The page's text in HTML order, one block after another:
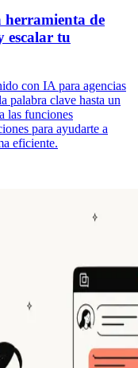
de
escalar tu
con IA para agencias
palabra clave hasta un
las funciones
para ayudarte a
eficiente.